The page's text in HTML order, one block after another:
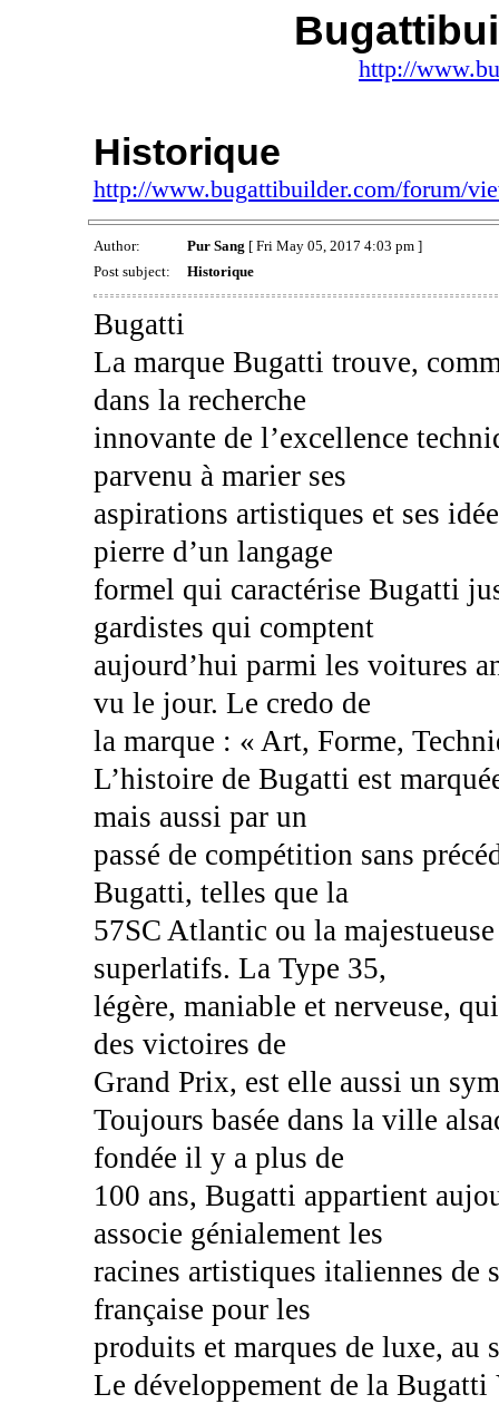
http://
Historique
http://www.bugattibuilder.com/forum/
Author: Pur Sang [ Fri May 05, 2017 4:03 pm ]
Post subject:
Historique
Bugatti
La marque Bugatti trouve,
dans la recherche
innovante de l’excellence
parvenu à marier ses
aspirations artistiques et ses
pierre d’un langage
formel qui caractérise Bugatti
gardistes qui comptent
aujourd’hui parmi les voitures
vu le jour. Le credo de
la marque : « Art, Forme,
L’histoire de Bugatti est
mais aussi par un
passé de compétition sans
Bugatti, telles que la
57SC Atlantic ou la
superlatifs. La Type 35,
légère, maniable et nerveuse,
des victoires de
Grand Prix, est elle aussi un
Toujours basée dans la ville
fondée il y a plus de
100 ans, Bugatti appartient
associe génialement les
racines artistiques italiennes de
française pour les
produits et marques de luxe, au
Le développement de la Bugatti